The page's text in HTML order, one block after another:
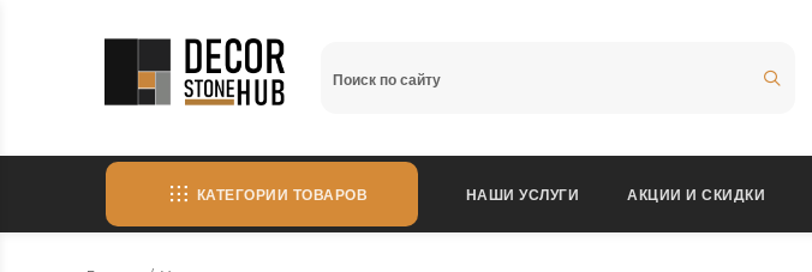
КАТЕГОРИИ ТОВАРОВ НАШИ УСЛУГИ АКЦИИ И СКИДКИ